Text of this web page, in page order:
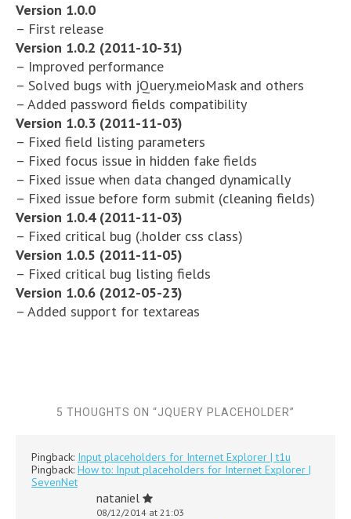
Version 1.0.0
– First release
Version 1.0.2 (2011-10-31)
– Improved performance
– Solved bugs with jQuery.meioMask and others
– Added password fields compatibility
Version 1.0.3 (2011-11-03)
– Fixed field listing parameters
– Fixed focus issue in hidden fake fields
– Fixed issue when data changed dynamically
– Fixed issue before form submit (cleaning fields)
Version 1.0.4 (2011-11-03)
– Fixed critical bug (.holder css class)
Version 1.0.5 (2011-11-05)
– Fixed critical bug listing fields
Version 1.0.6 (2012-05-23)
– Added support for textareas
5 THOUGHTS ON “JQUERY PLACEHOLDER”
Pingback: Input placeholders for Internet Explorer | t1u
Pingback: How to: Input placeholders for Internet Explorer |
SevenNet
nataniel
08/12/2014 at 21:03